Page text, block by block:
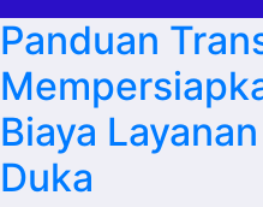
Panduan
Biaya
Duka